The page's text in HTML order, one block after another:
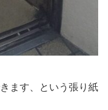
ます、という張り紙